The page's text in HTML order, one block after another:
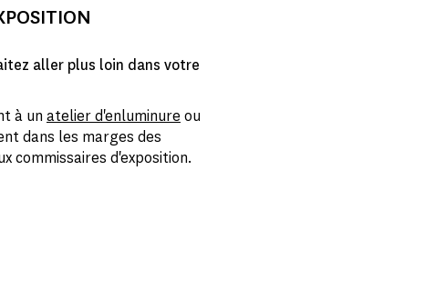
aller plus loin dans votre
à un atelier d'enluminure ou
dans les marges des
commissaires d'exposition.